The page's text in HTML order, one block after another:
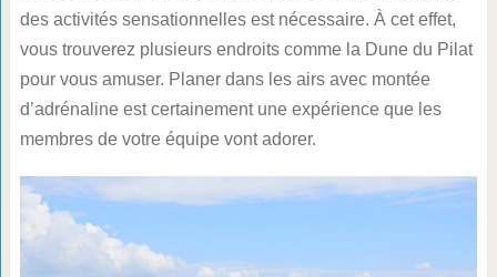
des activités sensationnelles est nécessaire. À cet effet,
vous trouverez plusieurs endroits comme la Dune du Pilat
pour vous amuser. Planer dans les airs avec montée
d’adrénaline est certainement une expérience que les
membres de votre équipe vont adorer.